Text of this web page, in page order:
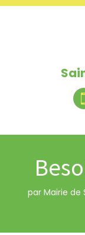
par Mairie de